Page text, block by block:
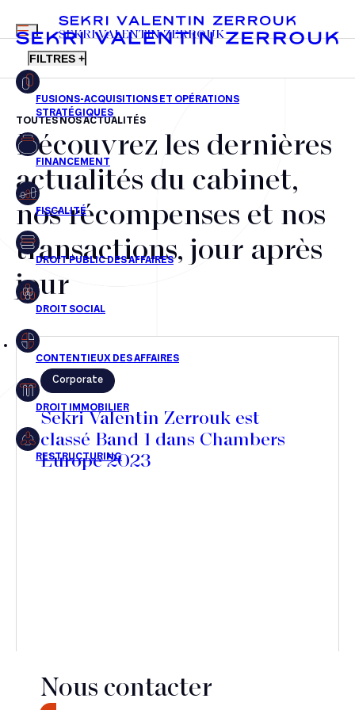
FR EN
MENU
SEKRI VALENTIN ZERROUK
FILTRES +
Fusions-acquisitions et opérations stratégiques
Financement
Fiscalité
Droit public des affaires
Droit social
Droit immobilier
Restructuring
Article
TOUTES NOS ACTUALITÉS
Découvrez les dernières
actualités du cabinet,
nos récompenses et nos
transactions, jour après
jour
Corporate
Sekri Valentin Zerrouk est
classé Band 1 dans Chambers
Europe 2023
Nous contacter